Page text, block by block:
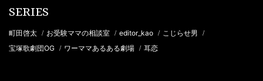
SERIES
町田啓太 / お受験ママの相談室 / editor_kao / こじらせ男 /
宝塚歌劇団OG / ワーママあるある劇場 / 耳恋